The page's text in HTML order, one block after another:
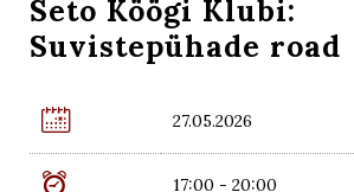
Seto Köögi Klubi:
Suvistepühade road
 27.05.2026
 17:00 - 20:00